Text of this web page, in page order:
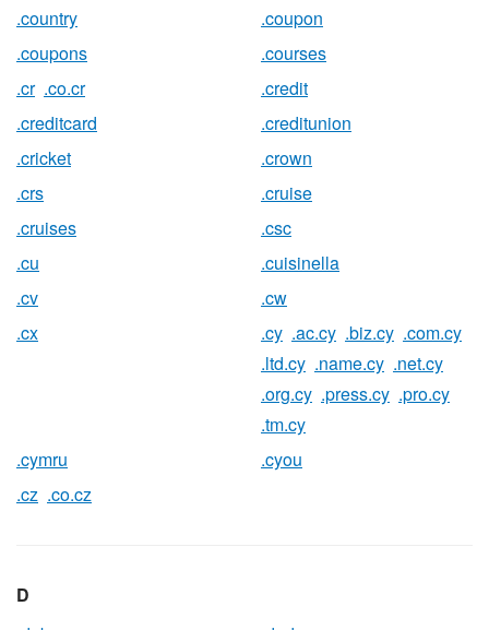
.country
.coupon
.coupons
.courses
.cr .co.cr
.credit
.creditcard
.creditunion
.cricket
.crown
.crs
.cruise
.cruises
.csc
.cu
.cuisinella
.cv
.cw
.cx
.cy .ac.cy .biz.cy .com.cy
.ltd.cy .name.cy .net.cy
.org.cy .press.cy .pro.cy
.tm.cy
.cymru
.cyou
.cz .co.cz
D